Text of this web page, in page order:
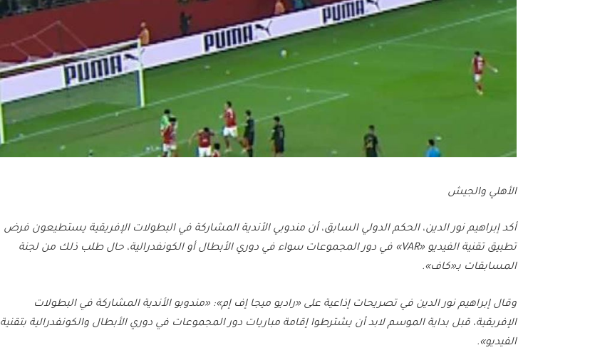
الأهلي والجيش
أكد إبراهيم نور الدين، الحكم الدولي السابق، أن مندوبي الأندية المشاركة في البطولات الإفريقية يستطيعون فرض
تطبيق تقنية الفيديو «VAR» في دور المجموعات سواء في دوري الأبطال أو الكونفدرالية، حال طلب ذلك من لجنة
المسابقات بـ«كاف».
وقال إبراهيم نور الدين في تصريحات إذاعية على «راديو ميجا إف إم»: «مندوبو الأندية المشاركة في البطولات
الإفريقية، قبل بداية الموسم لابد أن يشترطوا إقامة مباريات دور المجموعات في دوري الأبطال والكونفدرالية بتقنية
الفيديو».